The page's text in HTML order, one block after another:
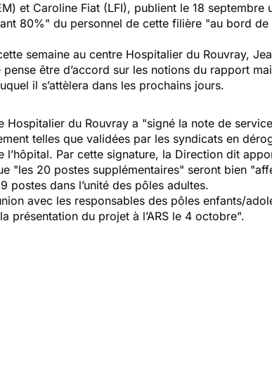
et Caroline Fiat (LFI), publient le 18 septembre
80%" du personnel de cette filière "au bord
semaine au centre Hospitalier du Rouvray,
pense être d’accord sur les notions du rapport
il s’attèlera dans les prochains jours.
Hospitalier du Rouvray a "signé la note de
telles que validées par les syndicats en
l’hôpital. Par cette signature, la Direction dit
"les 20 postes supplémentaires" seront bien "
dans l’unité des pôles adultes.
avec les responsables des pôles enfants/
présentation du projet à l’ARS le 4 octobre".